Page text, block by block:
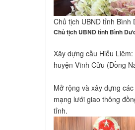
Chủ tịch UBND tỉnh Bình
Chủ tịch UBND tỉnh Bình
Xây dựng cầu Hiếu
huyện Vĩnh Cửu (Đồng
Mở rộng và xây dựng
mạng lưới giao thông
tỉnh.